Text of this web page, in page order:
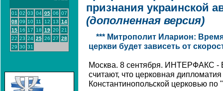
01 02 03 04 05 06 07
08 09 10 11 12 13 14
15 16 17 18 19 20 21
22 23 24 25 26 27 28
29 30 31
признания украинской
(дополненная версия)
*** Митрополит Иларион:
церкви будет зависеть от
Москва. 8 сентября. ИНТЕРФАКС -
считают, что церковная
Константинопольской церковью по